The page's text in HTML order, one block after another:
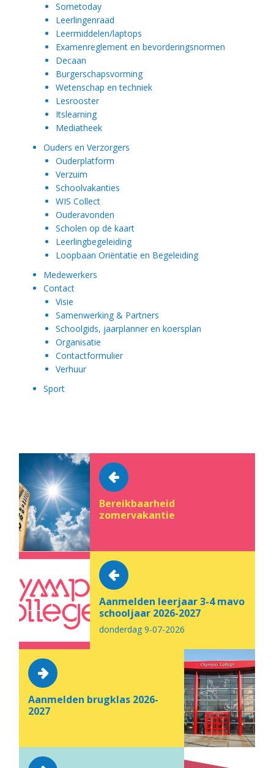
Sometoday
Leerlingenraad
Leermiddelen/laptops
Examenreglement en bevorderingsnormen
Decaan
Burgerschapsvorming
Wetenschap en techniek
Lesrooster
Itslearning
Mediatheek
Ouders en Verzorgers
Ouderplatform
Verzuim
Schoolvakanties
WIS Collect
Ouderavonden
Scholen op de kaart
Leerlingbegeleiding
Loopbaan Oriëntatie en Begeleiding
Medewerkers
Contact
Visie
Samenwerking & Partners
Schoolgids, jaarplanner en koersplan
Organisatie
Contactformulier
Verhuur
Sport
Bereikbaarheid
zomervakantie
Aanmelden leerjaar 3-4 mavo
schooljaar 2026-2027
donderdag 9-07-2026
Aanmelden brugklas 2026-
2027